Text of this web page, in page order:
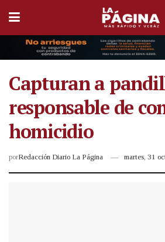
Capturan a
responsable de
homicidio
porRedacción Diario La Página martes, 31